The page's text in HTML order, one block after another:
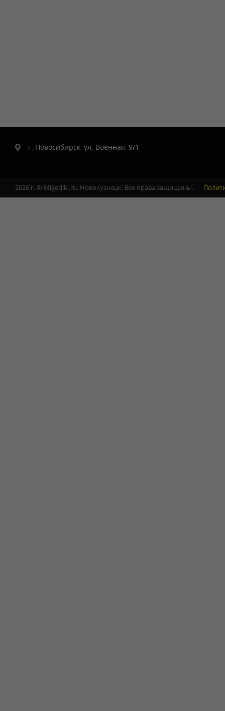
г. Новосибирск, ул. Военная, 9/1
2026 г. © Migediki.ru, Новокузнецк. Все права защищены.